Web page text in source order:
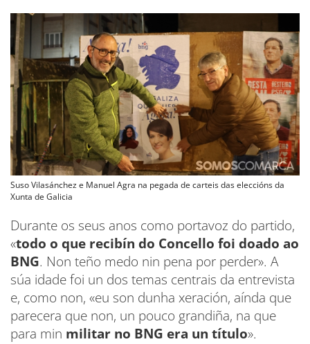
Suso Vilasánchez e Manuel Agra na pegada de carteis das eleccións da
Xunta de Galicia
Durante os seus anos como portavoz do partido,
«todo o que recibín do Concello foi doado ao
BNG. Non teño medo nin pena por perder». A
súa idade foi un dos temas centrais da entrevista
e, como non, «eu son dunha xeración, aínda que
parecera que non, un pouco grandiña, na que
para min militar no BNG era un título».